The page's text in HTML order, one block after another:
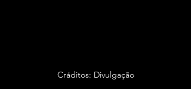
Cráditos: Divulgação